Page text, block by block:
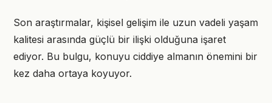
Son araştırmalar, kişisel gelişim ile uzun vadeli yaşam
kalitesi arasında güçlü bir ilişki olduğuna işaret
ediyor. Bu bulgu, konuyu ciddiye almanın önemini bir
kez daha ortaya koyuyor.